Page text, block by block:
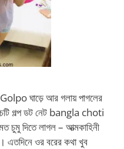
ঘাড়ে আর গলায় পাগলের
চটি গল্প ডট নেট bangla choti
দিতে লাগল – আত্মকাহিনী
এতদিনে ওর বরের কথা খুব